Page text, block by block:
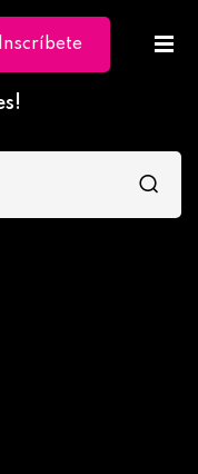
Inscríbete